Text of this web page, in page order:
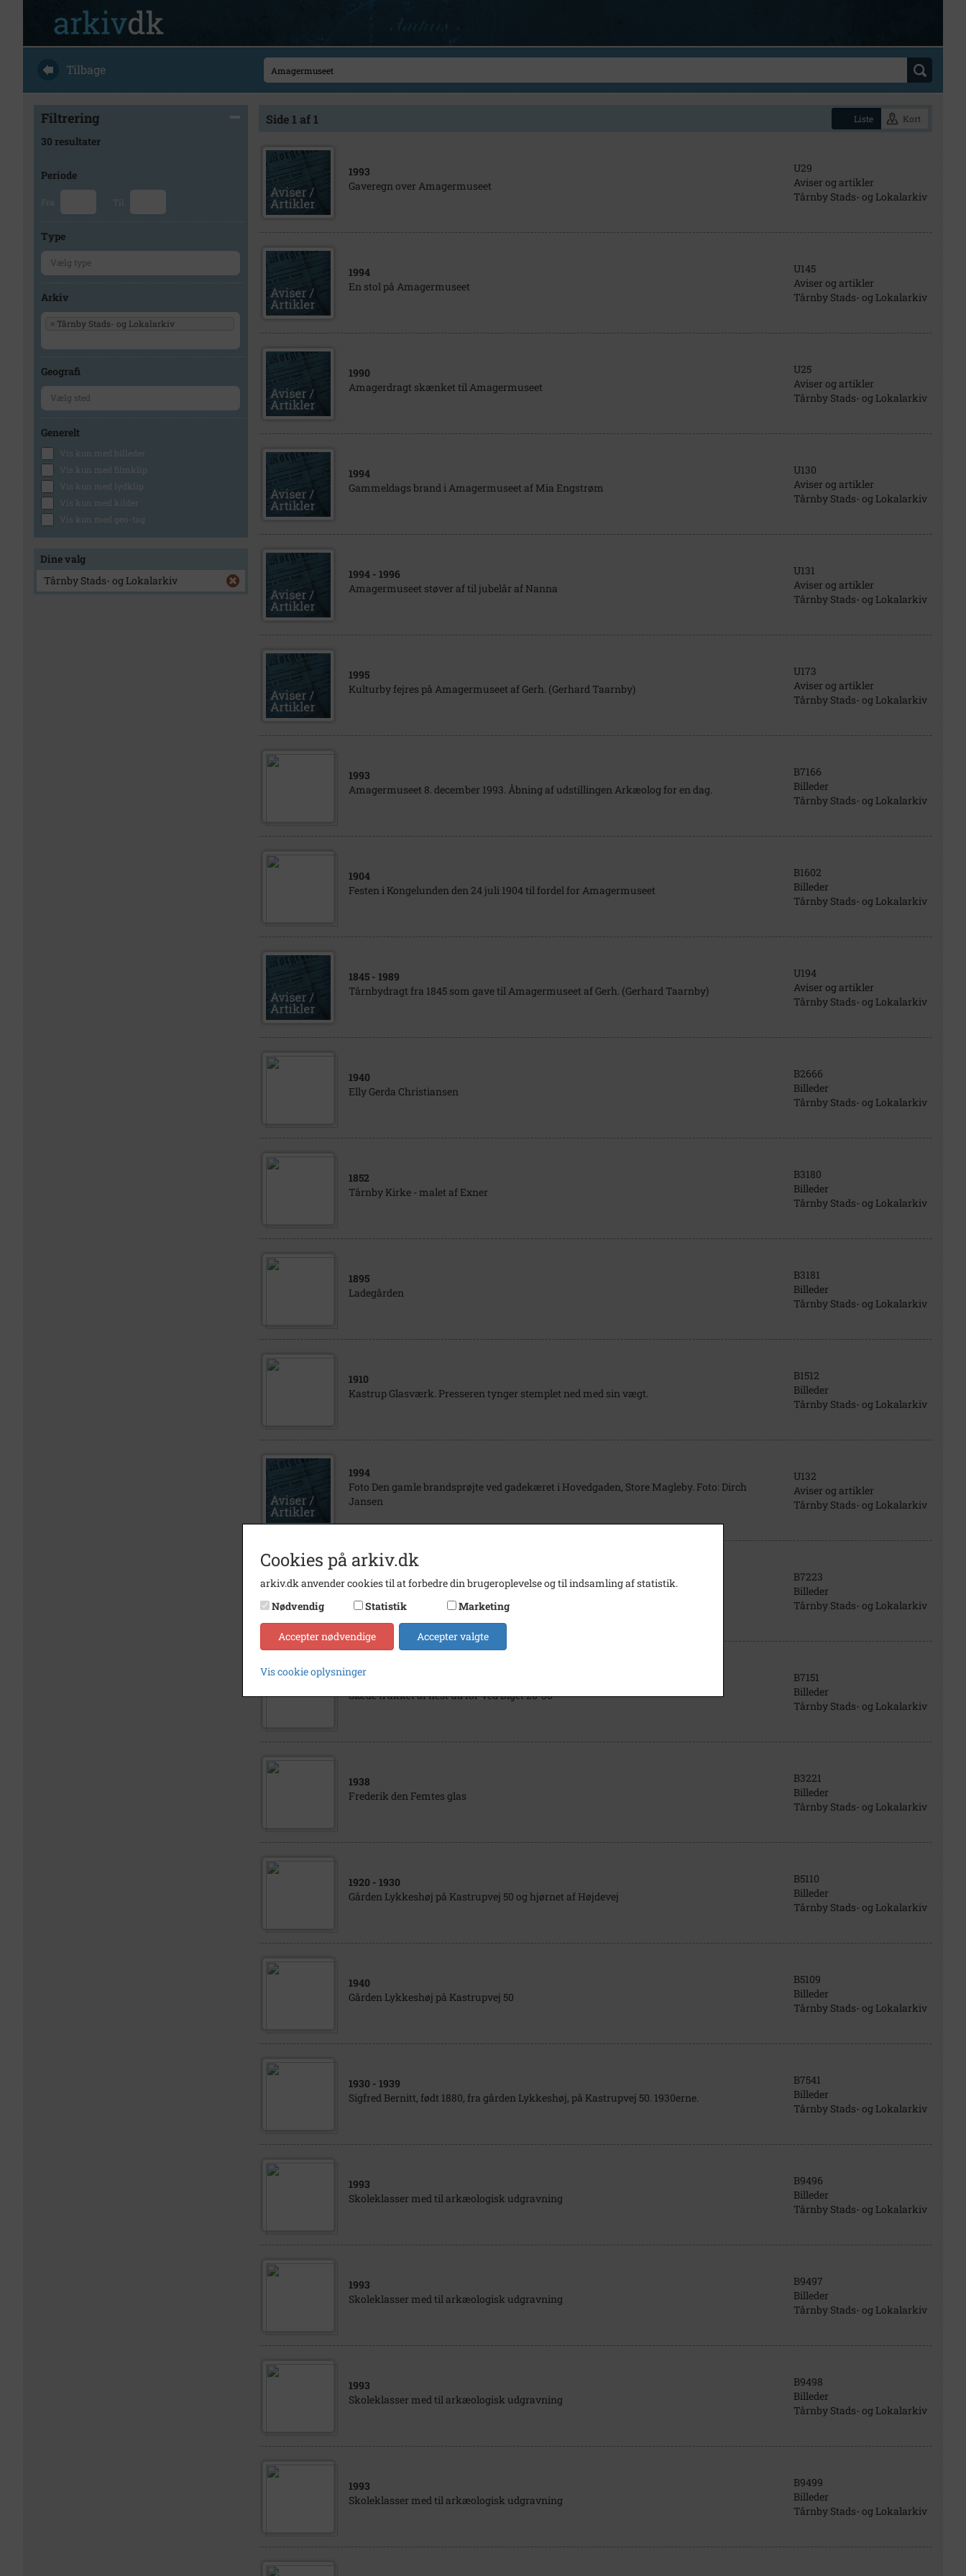
Tilbage
Filtrering
30 resultater
Periode
Fra Til
Type
Arkiv
× Tårnby Stads- og Lokalarkiv
Geografi
Generelt
Vis kun med billeder
Vis kun med filmklip
Vis kun med lydklip
Vis kun med kilder
Vis kun med geo-tag
Dine valg
Tårnby Stads- og Lokalarkiv
Side 1 af 1 Liste Kort
1993
Gaveregn over Amagermuseet
U29
Aviser og artikler
Tårnby Stads- og Lokalarkiv
1994
En stol på Amagermuseet
U145
Aviser og artikler
Tårnby Stads- og Lokalarkiv
1990
Amagerdragt skænket til Amagermuseet
U25
Aviser og artikler
Tårnby Stads- og Lokalarkiv
1994
Gammeldags brand i Amagermuseet af Mia Engstrøm
U130
Aviser og artikler
Tårnby Stads- og Lokalarkiv
1994 - 1996
Amagermuseet støver af til jubelår af Nanna
U131
Aviser og artikler
Tårnby Stads- og Lokalarkiv
1995
Kulturby fejres på Amagermuseet af Gerh. (Gerhard Taarnby)
U173
Aviser og artikler
Tårnby Stads- og Lokalarkiv
1993
Amagermuseet 8. december 1993. Åbning af udstillingen Arkæolog for en dag.
B7166
Billeder
Tårnby Stads- og Lokalarkiv
1904
Festen i Kongelunden den 24 juli 1904 til fordel for Amagermuseet
B1602
Billeder
Tårnby Stads- og Lokalarkiv
1845 - 1989
Tårnbydragt fra 1845 som gave til Amagermuseet af Gerh. (Gerhard Taarnby)
U194
Aviser og artikler
Tårnby Stads- og Lokalarkiv
1940
Elly Gerda Christiansen
B2666
Billeder
Tårnby Stads- og Lokalarkiv
1852
Tårnby Kirke - malet af Exner
B3180
Billeder
Tårnby Stads- og Lokalarkiv
1895
Ladegården
B3181
Billeder
Tårnby Stads- og Lokalarkiv
1910
Kastrup Glasværk. Presseren tynger stemplet ned med sin vægt.
B1512
Billeder
Tårnby Stads- og Lokalarkiv
1994
Foto Den gamle brandsprøjte ved gadekæret i Hovedgaden, Store Magleby. Foto: Dirch
Jansen
U132
Aviser og artikler
Tårnby Stads- og Lokalarkiv
1931
B7223
Billeder
Tårnby Stads- og Lokalarkiv
1931
Slæde trukket af hest ud for Ved Diget 26-30
B7151
Billeder
Tårnby Stads- og Lokalarkiv
1938
Frederik den Femtes glas
B3221
Billeder
Tårnby Stads- og Lokalarkiv
1920 - 1930
Gården Lykkeshøj på Kastrupvej 50 og hjørnet af Højdevej
B5110
Billeder
Tårnby Stads- og Lokalarkiv
1940
Gården Lykkeshøj på Kastrupvej 50
B5109
Billeder
Tårnby Stads- og Lokalarkiv
1930 - 1939
Sigfred Bernitt, født 1880, fra gården Lykkeshøj, på Kastrupvej 50. 1930erne.
B7541
Billeder
Tårnby Stads- og Lokalarkiv
1993
Skoleklasser med til arkæologisk udgravning
B9496
Billeder
Tårnby Stads- og Lokalarkiv
1993
Skoleklasser med til arkæologisk udgravning
B9497
Billeder
Tårnby Stads- og Lokalarkiv
1993
Skoleklasser med til arkæologisk udgravning
B9498
Billeder
Tårnby Stads- og Lokalarkiv
1993
Skoleklasser med til arkæologisk udgravning
B9499
Billeder
Tårnby Stads- og Lokalarkiv
Cookies på arkiv.dk
arkiv.dk anvender cookies til at forbedre din brugeroplevelse og til indsamling af statistik.
Nødvendig
Statistik Marketing
Accepter nødvendige Accepter valgte
Vis cookie oplysninger